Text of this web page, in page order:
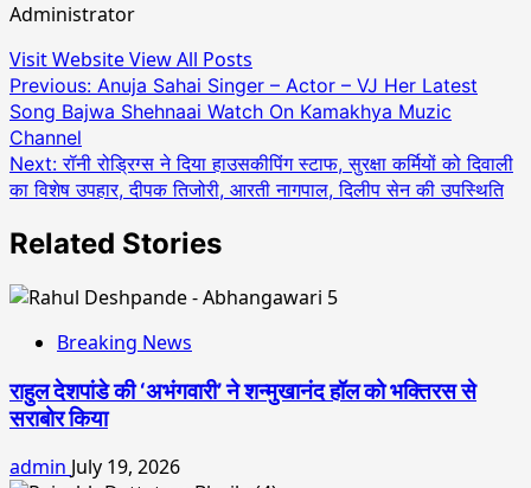
Administrator
Visit WebsiteView All Posts
Post
navigation
Previous: Anuja Sahai Singer – Actor – VJ Her Latest
Song Bajwa Shehnaai Watch On Kamakhya Muzic
Channel
Next:रॉनी रोड्रिग्स ने दिया हाउसकीपिंग स्टाफ, सुरक्षा कर्मियों को दिवाली
का विशेष उपहार, दीपक तिजोरी, आरती नागपाल, दिलीप सेन की उपस्थिति
Related Stories
Breaking News
राहुल देशपांडे की ‘अभंगवारी’ ने शन्मुखानंद हॉल को भक्तिरस से
सराबोर किया
admin July 19, 2026